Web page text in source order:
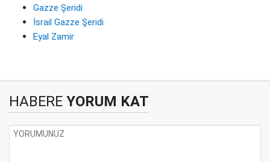
Gazze Şeridi
İsrail Gazze Şeridi
Eyal Zamir
HABERE YORUM KAT